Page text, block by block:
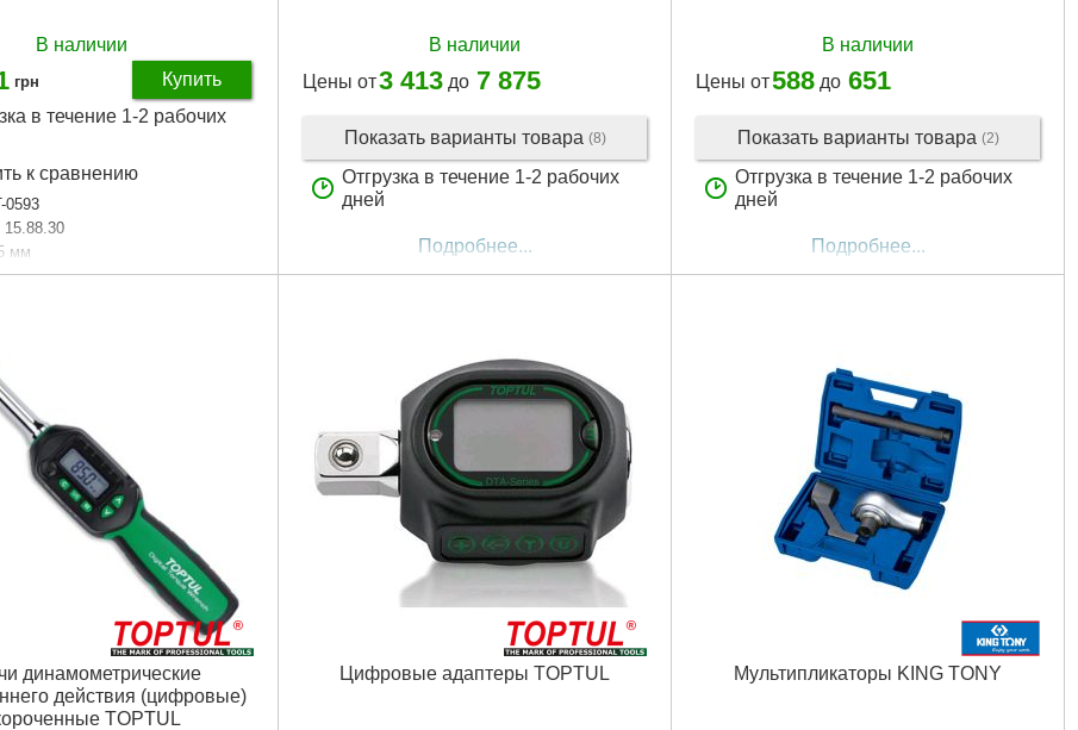
В наличии
грн
Купить
в течение 1-2 рабочих
к сравнению
0593
15.88.30
мм
квадрат: 1/2"
В наличии
Цены от3 413 до 7 875
Показать варианты товара (8)
Отгрузка в течение 1-2 рабочих
дней
Подробнее...
В наличии
Цены от588 до 651
Показать варианты товара (2)
Отгрузка в течение 1-2 рабочих
дней
Подробнее...
динамометрические
действия (цифровые)
TOPTUL
Цифровые адаптеры TOPTUL Мультипликаторы KING TONY